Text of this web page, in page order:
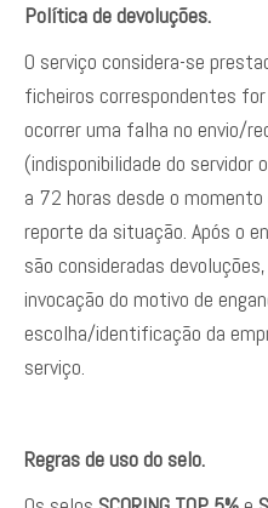
Política de devoluções.
O serviço considera-se
ficheiros correspondentes
ocorrer uma falha no envio/
(indisponibilidade do
a 72 horas desde o
reporte da situação. Após o
são consideradas
invocação do motivo de
escolha/identificação da
serviço.
Regras de uso do selo.